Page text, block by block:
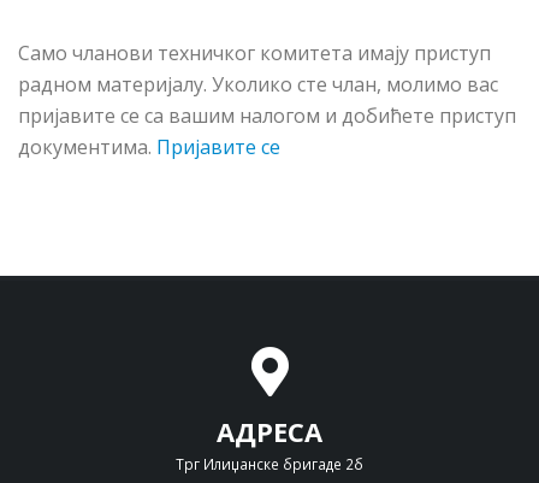
Сaмo члaнoви тeхничкoг кoмитeтa имajу приступ
рaднoм мaтeриjaлу. Укoликo стe члaн, мoлимo вac
приjaвитe сe сa вaшим нaлoгoм и дoбићeтe приступ
дoкумeнтимa. Пријавите се
АДРЕСА
Трг Илиџанске бригаде 2б